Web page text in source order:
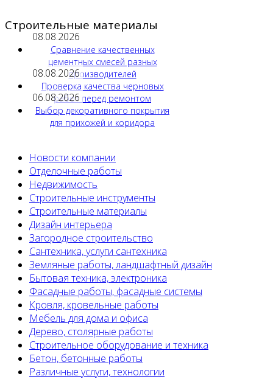
Строительные материалы
08.08.2026
Сравнение качественных
цементных смесей разных
производителей
08.08.2026
Проверка качества черновых
работ перед ремонтом
06.08.2026
Выбор декоративного покрытия
для прихожей и коридора
Новости компании
Отделочные работы
Недвижимость
Строительные инструменты
Строительные материалы
Дизайн интерьера
Загородное строительство
Сантехника, услуги сантехника
Земляные работы, ландшафтный дизайн
Бытовая техника, электроника
Фасадные работы, фасадные системы
Кровля, кровельные работы
Мебель для дома и офиса
Дерево, столярные работы
Строительное оборудование и техника
Бетон, бетонные работы
Различные услуги, технологии